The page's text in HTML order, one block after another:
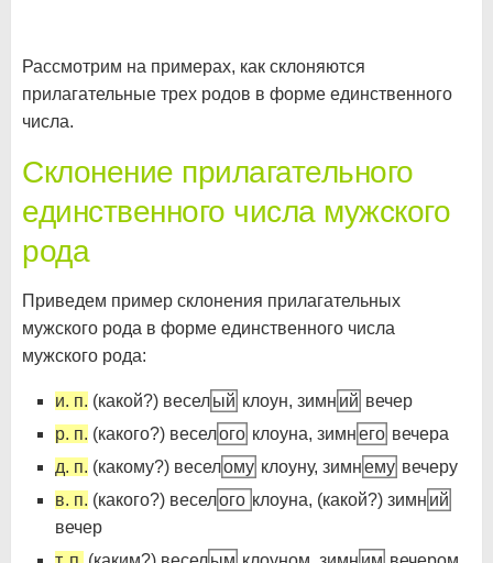
Рассмотрим на примерах, как склоняются
прилагательные трех родов в форме единственного
числа.
Склонение прилагательного
единственного числа мужского
рода
Приведем пример склонения прилагательных
мужского рода в форме единственного числа
мужского рода:
и. п. (какой?) веселый клоун, зимн ий вечер
р. п. (какого?) веселого клоуна, зимнего вечера
д. п. (какому?) веселому клоуну, зимнему вечеру
в. п. (какого?) веселого клоуна, (какой?) зимн ий
вечер